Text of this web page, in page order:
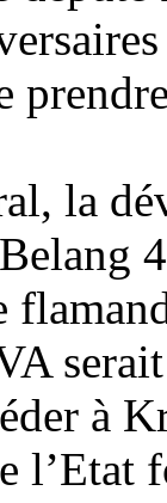
la
à
l’Etat